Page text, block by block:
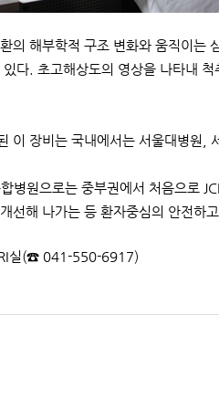
의 해부학적 구조 변화와 움직이는
다. 초고해상도의 영상을 나타내
이 장비는 국내에서는 서울대병원,
병원으로는 중부권에서 처음으로
선해 나가는 등 환자중심의 안전하
실(☎ 041-550-6917)